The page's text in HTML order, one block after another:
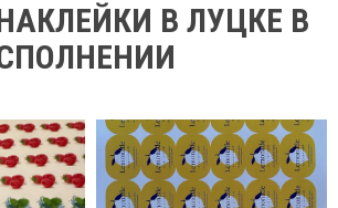
В ЛУЦКЕ В